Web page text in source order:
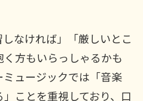
しなければ」「厳しいとこ
方もいらっしゃるかも
ュージックでは「音楽
ことを重視しており、口